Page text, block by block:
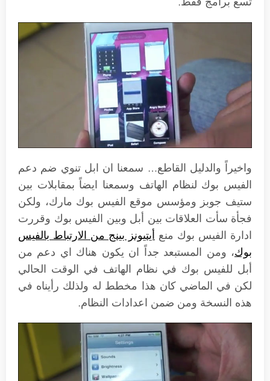
واخيراً والدليل القاطع… سمعنا ان ابل تنوي ضم دعم
الفيس بوك لنظام الهاتف وسمعنا ايضاً بمقابلات بين
ستيف جوبز ومؤسس موقع الفيس بوك مارك، ولكن
فجأة سأت العلاقات بين أبل وبين الفيس بوك وقررت
ادارة الفيس بوك منع أيتيونز بينج من الارتباط بالفيس
بوك، ومن المستبعد جداً ان يكون هناك اي دعم من
أبل للفيس بوك في نظام الهاتف في الوقت الحالي
لكن في الماضي كان هذا مخطط له ولذلك رأيناه في
هذه النسخة ومن ضمن اعدادات النظام.